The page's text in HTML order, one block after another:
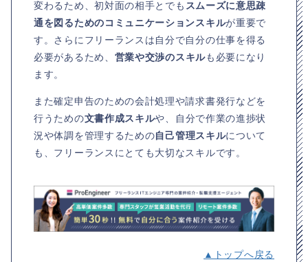
変わるため、初対面の相手とでも スムーズに意思疎
通を図るためのコミュニケーションスキルが重要で
す。さらにフリーランスは自分で自分の仕事を得る
必要があるため、 営業や交渉のスキルも必要になり
ます。
また確定申告のための会計処理や請求書発行などを
行うための文書作成スキルや、自分で作業の進捗状
況や体調を管理するための自己管理スキルについて
も、フリーランスにとても大切なスキルです。
▲トップへ戻る